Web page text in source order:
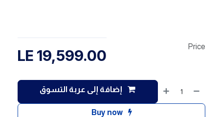
إضافة إلى عربة التسوق
Buy now
Price
19,599.00